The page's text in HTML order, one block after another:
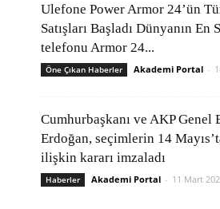
Ulefone Power Armor 24’ün
Satışları Başladı Dünyanın En
telefonu Armor 24...
Öne Çıkan Haberler Akademi Portal -
Cumhurbaşkanı ve AKP Genel
Erdoğan, seçimlerin 14
ilişkin kararı imzaladı
Haberler Akademi Portal - 11 Mart